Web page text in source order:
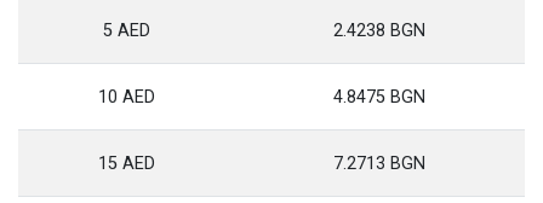
5 AED 2.4238 BGN
10 AED 4.8475 BGN
15 AED 7.2713 BGN